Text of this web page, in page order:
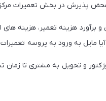
محض پذیرش در بخش تعمیرات
برآورد هزینه تعمیر، هزینه
مایل به ورود به پروسه
و تحویل به مشتری تا